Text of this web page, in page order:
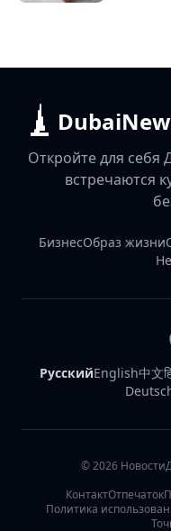
Откройте для себя
встречаются
БизнесОбраз жизни
РусскийEnglish中文
©2026
КонтактОтпечаток
Политика